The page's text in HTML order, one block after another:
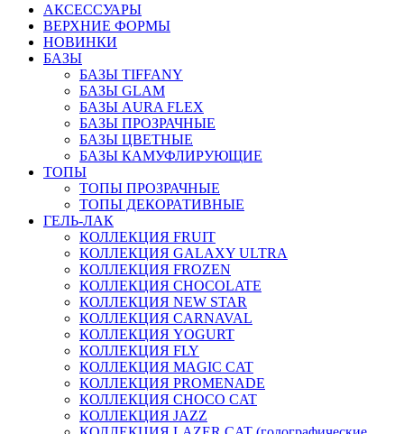
АКСЕССУАРЫ
ВЕРХНИЕ ФОРМЫ
НОВИНКИ
БАЗЫ
БАЗЫ TIFFANY
БАЗЫ GLAM
БАЗЫ AURA FLEX
БАЗЫ ПРОЗРАЧНЫЕ
БАЗЫ ЦВЕТНЫЕ
БАЗЫ КАМУФЛИРУЮЩИЕ
ТОПЫ
ТОПЫ ПРОЗРАЧНЫЕ
ТОПЫ ДЕКОРАТИВНЫЕ
ГЕЛЬ-ЛАК
КОЛЛЕКЦИЯ FRUIT
КОЛЛЕКЦИЯ GALAXY ULTRA
КОЛЛЕКЦИЯ FROZEN
КОЛЛЕКЦИЯ CHOCOLATE
КОЛЛЕКЦИЯ NEW STAR
КОЛЛЕКЦИЯ CARNAVAL
КОЛЛЕКЦИЯ YOGURT
КОЛЛЕКЦИЯ FLY
КОЛЛЕКЦИЯ MAGIC CAT
КОЛЛЕКЦИЯ PROMENADE
КОЛЛЕКЦИЯ CHOCO CAT
КОЛЛЕКЦИЯ JAZZ